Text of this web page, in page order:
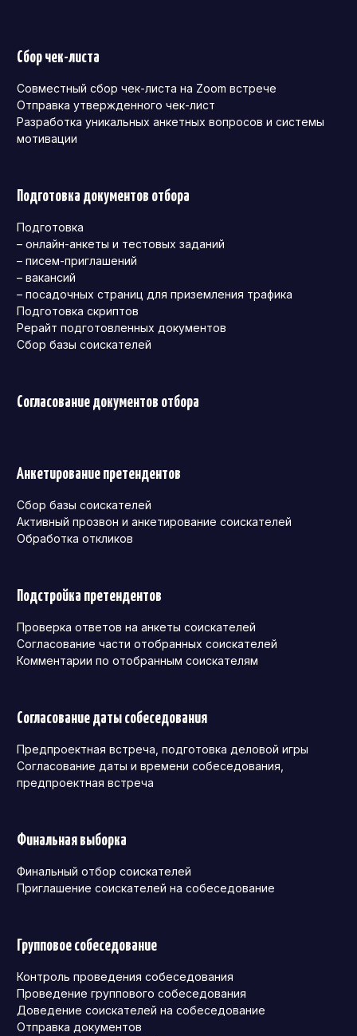
Сбор чек-листа
Совместный сбор чек-листа на Zoom встрече
Отправка утвержденного чек-лист
Разработка уникальных анкетных вопросов и системы
мотивации
Подготовка документов отбора
Подготовка
– онлайн-анкеты и тестовых заданий
– писем-приглашений
– вакансий
– посадочных страниц для приземления трафика
Подготовка скриптов
Рерайт подготовленных документов
Сбор базы соискателей
Согласование документов отбора
Анкетирование претендентов
Сбор базы соискателей
Активный прозвон и анкетирование соискателей
Обработка откликов
Подстройка претендентов
Проверка ответов на анкеты соискателей
Согласование части отобранных соискателей
Комментарии по отобранным соискателям
Согласование даты собеседования
Предпроектная встреча, подготовка деловой игры
Согласование даты и времени собеседования,
предпроектная встреча
Финальная выборка
Финальный отбор соискателей
Приглашение соискателей на собеседование
Групповое собеседование
Контроль проведения собеседования
Проведение группового собеседования
Доведение соискателей на собеседование
Отправка документов